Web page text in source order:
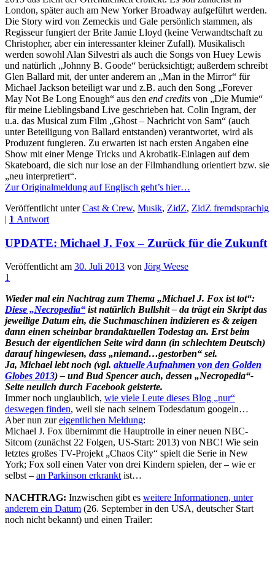
London, später auch am New Yorker Broadway aufgeführt werden.
Die Story wird von Zemeckis und Gale persönlich stammen, als
Regisseur fungiert der Brite Jamie Lloyd (keine Verwandtschaft zu
Christopher, aber ein interessanter kleiner Zufall). Musikalisch
werden sowohl Alan Silvestri als auch die Songs von Huey Lewis
und natürlich „Johnny B. Goode“ berücksichtigt; außerdem schreibt
Glen Ballard mit, der unter anderem an „Man in the Mirror“ für
Michael Jackson beteiligt war und z.B. auch den Song „Forever
May Not Be Long Enough“ aus den end credits von „Die Mumie“
für meine Lieblingsband Live geschrieben hat. Colin Ingram, der
u.a. das Musical zum Film „Ghost – Nachricht von Sam“ (auch
unter Beteiligung von Ballard entstanden) verantwortet, wird als
Produzent fungieren. Zu erwarten ist nach ersten Angaben eine
Show mit einer Menge Tricks und Akrobatik-Einlagen auf dem
Skateboard, die sich nur lose an der Filmhandlung orientiert bzw. sie
„neu interpretiert“.
Zur Originalmeldung auf Englisch geht’s hier…
Veröffentlicht unter Cast & Crew, Musik, ZidZ, ZidZ fremdsprachig
| 1 Antwort
UPDATE: Michael J. Fox – Zurück für die Zukunft
Veröffentlicht am 30. Juli 2013 von Jörg Weese
1
Wieder mal ein Nachtrag zum Thema „Michael J. Fox ist tot“:
Diese „Necropedia“ ist natürlich Bullshit – da trägt ein Skript das
jeweilige Datum ein, die Suchmaschinen indizieren es & zeigen
dann einen scheinbar brandaktuellen Todestag an. Erst beim
Besuch der eigentlichen Seite wird dann (in schlechtem Deutsch)
darauf hingewiesen, dass „niemand…gestorben“ sei.
Ja, Michael lebt noch (vgl. aktuelle Aufnahmen von den Golden
Globes 2013) – und Bud Spencer auch, dessen „Necropedia“-
Seite neulich durch Facebook geisterte.
Immer noch unglaublich, wie viele Leute dieses Blog „nur“
deswegen finden, weil sie nach seinem Todesdatum googeln…
Aber nun zureigentlichen Meldung:
Michael J. Fox übernimmt die Hauptrolle in einer neuen NBC-
Sitcom (zunächst 22 Folgen, US-Start: 2013) von NBC! Wie sein
letztes großes TV-Projekt „Chaos City“ spielt die Serie in New
York; Fox soll einen Vater von drei Kindern spielen, der – wie er
selbst – an Parkinson erkrankt ist…
NACHTRAG: Inzwischen gibt es weitere Informationen, unter
anderem ein Datum (26. September in den USA, deutscher Start
noch nicht bekannt) und einen Trailer: